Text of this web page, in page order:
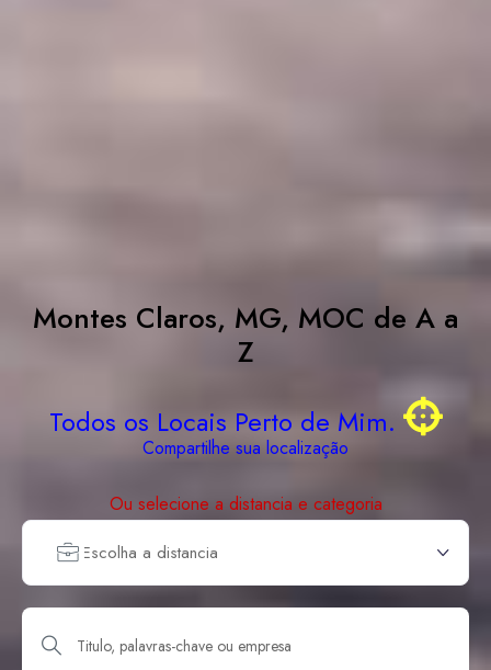
Montes Claros, MG, MOC de A a
Z
Todos os Locais Perto de Mim.
Compartilhe sua localização
Ou selecione a distancia e categoria
Escolha a distancia